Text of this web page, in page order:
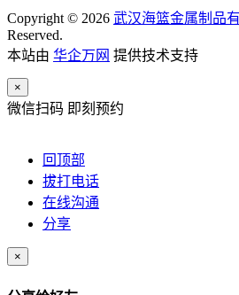
Copyright © 2026 武汉海篮金属制品
Reserved.
本站由 华企万网 提供技术支持
×
微信扫码 即刻预约
回顶部
拔打电话
在线沟通
分享
×